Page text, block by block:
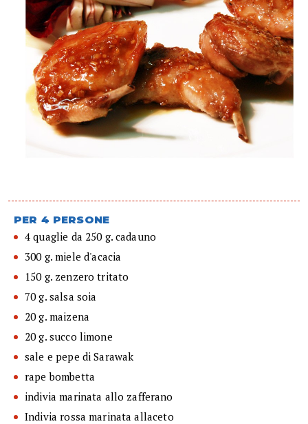
PER 4 PERSONE
4 quaglie da 250 g. cadauno
300 g. miele d'acacia
150 g. zenzero tritato
70 g. salsa soia
20 g. maizena
20 g. succo limone
sale e pepe di Sarawak
rape bombetta
indivia marinata allo zafferano
Indivia rossa marinata allaceto